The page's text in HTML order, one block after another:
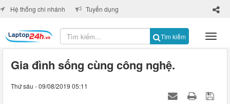
Tìm kiếm
×
Hệ thống chi nhánh Tuyển dụng
Gia đình sống cùng công nghệ.
Thứ sáu - 09/08/2019 05:11